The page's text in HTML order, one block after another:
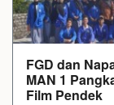
FGD dan
MAN 1
Film Pendek